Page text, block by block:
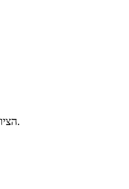
הציור יכול להתלות מכיוונים שונים.